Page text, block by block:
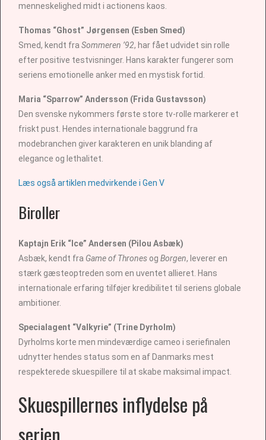
menneskelighed midt i actionens kaos.
Thomas “Ghost” Jørgensen (Esben Smed)
Smed, kendt fra Sommeren ’92, har fået udvidet sin rolle
efter positive testvisninger. Hans karakter fungerer som
seriens emotionelle anker med en mystisk fortid.
Maria “Sparrow” Andersson (Frida Gustavsson)
Den svenske nykommers første store tv-rolle markerer et
friskt pust. Hendes internationale baggrund fra
modebranchen giver karakteren en unik blanding af
elegance og lethalitet.
Læs også artiklen medvirkende i Gen V
Biroller
Kaptajn Erik “Ice” Andersen (Pilou Asbæk)
Asbæk, kendt fra Game of Thrones og Borgen, leverer en
stærk gæsteoptreden som en uventet allieret. Hans
internationale erfaring tilføjer kredibilitet til seriens globale
ambitioner.
Specialagent “Valkyrie” (Trine Dyrholm)
Dyrholms korte men mindeværdige cameo i seriefinalen
udnytter hendes status som en af Danmarks mest
respekterede skuespillere til at skabe maksimal impact.
Skuespillernes inflydelse på
serien